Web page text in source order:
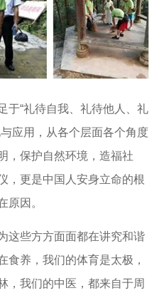
于“礼待自我、礼待他人、礼
应用，从各个层面各个角度
，保护自然环境，造福社
，更是中国人安身立命的根
原因。
这些方方面面都在讲究和谐
食养，我们的体育是太极，
，我们的中医，都来自于周